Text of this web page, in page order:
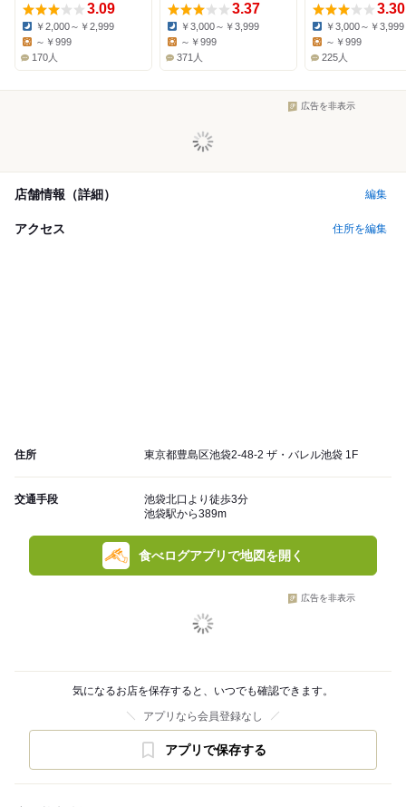
3.09
Dinner:
￥2,000～￥2,999
～￥999
170人
3.37
Dinner:
￥3,000～￥3,999
～￥999
371人
3.30
Dinner:
￥3,000～￥3,999
～￥999
225人
広告を非表示
店舗情報（詳細） 編集
アクセス 住所を編集
住所 東京都豊島区池袋2-48-2 ザ・バレル池袋 1F
交通手段
池袋北口より徒歩3分
池袋駅から389m
食べログアプリで地図を開く
広告を非表示
気になるお店を保存すると、いつでも確認できます。
アプリなら会員登録なし
アプリで保存する